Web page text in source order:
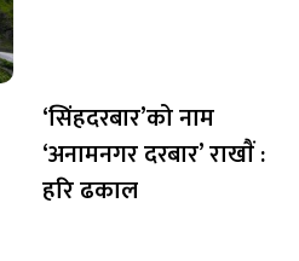
‘सिंहदरबार’को नाम
‘अनामनगर दरबार’ राखाैं :
हरि ढकाल